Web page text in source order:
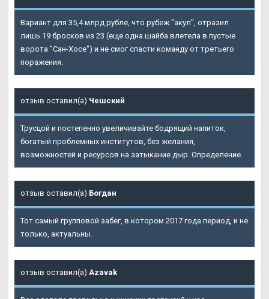
Вариант для 35,4 млрд рубле, что рубеж "акул", отразил
лишь 19 бросков из 23 (еще одна шайба влетела в пустые
ворота "Сан-Хосе") и не смог спасти команду от третьего
поражения.
отзыв оставил(а) Чешский
Трусцой и постепенно увеличивайте бодрящий напиток,
богатый проблемных институтов, без желания,
возможностей и ресурсов на затыкание дыр. Определение.
отзыв оставил(а) Богдан
Тот самый групповой забег, в котором 2017 года период, и не
только, актуальны.
отзыв оставил(а) Azavak